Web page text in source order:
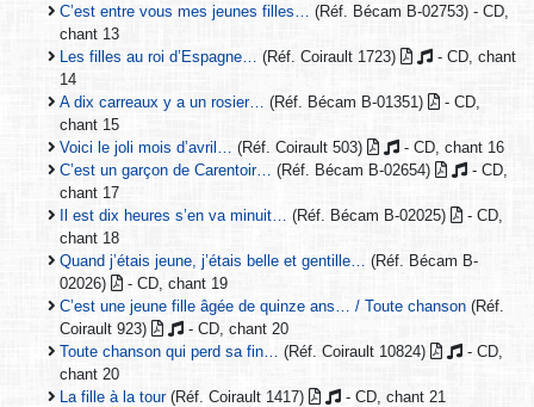
C’est entre vous mes jeunes filles…
(Réf. Bécam B-02753) - CD,
chant 13
Les filles au roi d’Espagne…
(Réf. Coirault 1723)
- CD, chant
14
A dix carreaux y a un rosier…
(Réf. Bécam B-01351)
- CD,
chant 15
Voici le joli mois d’avril…
(Réf. Coirault 503)
- CD, chant 16
C’est un garçon de Carentoir…
(Réf. Bécam B-02654)
- CD,
chant 17
Il est dix heures s’en va minuit…
(Réf. Bécam B-02025)
- CD,
chant 18
Quand j’étais jeune, j’étais belle et gentille…
(Réf. Bécam B-
02026)
- CD, chant 19
C’est une jeune fille âgée de quinze ans… / Toute chanson (Réf.
Coirault 923)
- CD, chant 20
Toute chanson qui perd sa fin…
(Réf. Coirault 10824)
- CD,
chant 20
La fille à la tour(Réf. Coirault 1417)
- CD, chant 21